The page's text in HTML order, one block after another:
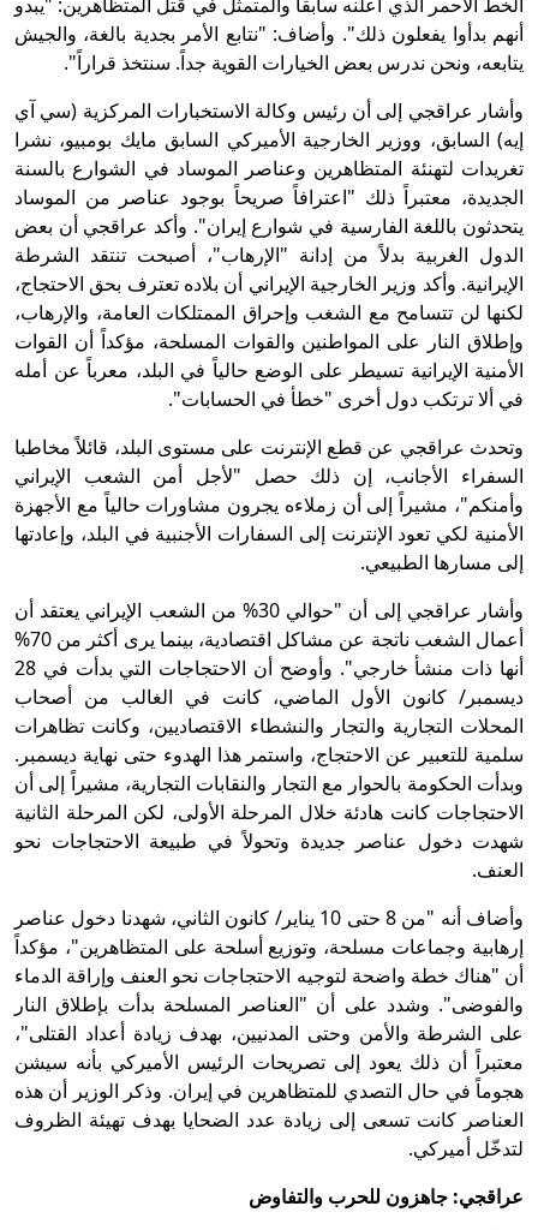
أنهم بدأوا يفعلون ذلك". وأضاف: "نتابع الأمر بجدية بالغة، والجيش
يتابعه، ونحن ندرس بعض الخيارات القوية جداً. سنتخذ قراراً".
وأشار عراقجي إلى أن رئيس وكالة الاستخبارات المركزية (سي آي
إيه) السابق، ووزير الخارجية الأميركي السابق مايك بومبيو، نشرا
تغريدات لتهنئة المتظاهرين وعناصر الموساد في الشوارع بالسنة
الجديدة، معتبراً ذلك "اعترافاً صريحاً بوجود عناصر من الموساد
يتحدثون باللغة الفارسية في شوارع إيران". وأكد عراقجي أن بعض
الدول الغربية بدلاً من إدانة "الإرهاب"، أصبحت تنتقد الشرطة
الإيرانية. وأكد وزير الخارجية الإيراني أن بلاده تعترف بحق الاحتجاج،
لكنها لن تتسامح مع الشغب وإحراق الممتلكات العامة، والإرهاب،
وإطلاق النار على المواطنين والقوات المسلحة، مؤكداً أن القوات
الأمنية الإيرانية تسيطر على الوضع حالياً في البلد، معرباً عن أمله
في ألا ترتكب دول أخرى "خطأ في الحسابات".
وتحدث عراقجي عن قطع الإنترنت على مستوى البلد، قائلاً مخاطبا
السفراء الأجانب، إن ذلك حصل "لأجل أمن الشعب الإيراني
وأمنكم"، مشيراً إلى أن زملاءه يجرون مشاورات حالياً مع الأجهزة
الأمنية لكي تعود الإنترنت إلى السفارات الأجنبية في البلد، وإعادتها
إلى مسارها الطبيعي.
وأشار عراقجي إلى أن "حوالي 30% من الشعب الإيراني يعتقد أن
أعمال الشغب ناتجة عن مشاكل اقتصادية، بينما يرى أكثر من 70%
أنها ذات منشأ خارجي". وأوضح أن الاحتجاجات التي بدأت في 28
ديسمبر/ كانون الأول الماضي، كانت في الغالب من أصحاب
المحلات التجارية والتجار والنشطاء الاقتصاديين، وكانت تظاهرات
سلمية للتعبير عن الاحتجاج، واستمر هذا الهدوء حتى نهاية ديسمبر.
وبدأت الحكومة بالحوار مع التجار والنقابات التجارية، مشيراً إلى أن
الاحتجاجات كانت هادئة خلال المرحلة الأولى، لكن المرحلة الثانية
شهدت دخول عناصر جديدة وتحولاً في طبيعة الاحتجاجات نحو
العنف.
وأضاف أنه "من 8 حتى 10 يناير/ كانون الثاني، شهدنا دخول عناصر
إرهابية وجماعات مسلحة، وتوزيع أسلحة على المتظاهرين"، مؤكداً
أن "هناك خطة واضحة لتوجيه الاحتجاجات نحو العنف وإراقة الدماء
والفوضى". وشدد على أن "العناصر المسلحة بدأت بإطلاق النار
على الشرطة والأمن وحتى المدنيين، بهدف زيادة أعداد القتلى"،
معتبراً أن ذلك يعود إلى تصريحات الرئيس الأميركي بأنه سيشن
هجوماً في حال التصدي للمتظاهرين في إيران. وذكر الوزير أن هذه
العناصر كانت تسعى إلى زيادة عدد الضحايا بهدف تهيئة الظروف
لتدخّل أميركي.
عراقجي: جاهزون للحرب والتفاوض